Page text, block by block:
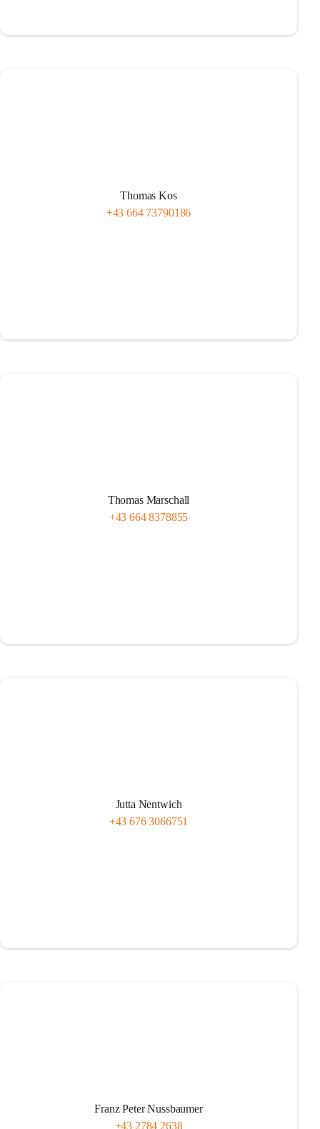
Thomas Kos
+43 664 73790186
Thomas Marschall
+43 664 8378855
Jutta Nentwich
+43 676 3066751
Franz Peter Nussbaumer
+43 2784 2638